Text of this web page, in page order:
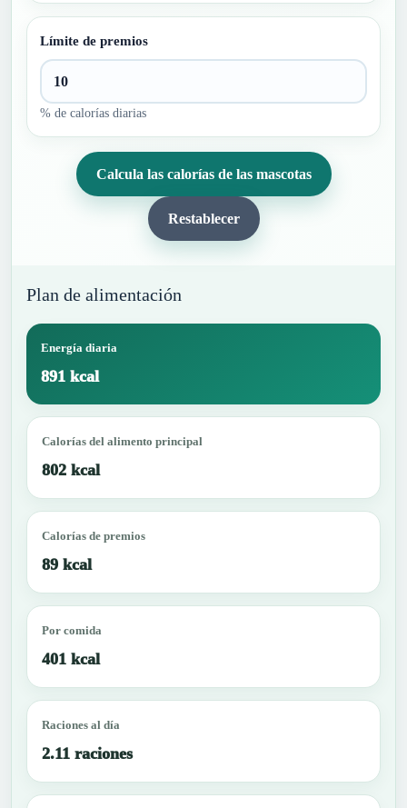
Límite de premios
% de calorías diarias
Calcula las calorías de las mascotas
Restablecer
Plan de alimentación
Energía diaria
891 kcal
Calorías del alimento principal
802 kcal
Calorías de premios
89 kcal
Por comida
401 kcal
Raciones al día
2.11 raciones